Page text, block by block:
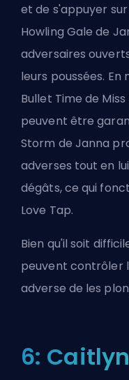
et de s'appuyer
Howling Gale de
adversaires
leurs poussées.
Bullet Time de
peuvent être
Storm de Janna
adverses tout en
dégâts, ce qui
Love Tap.
Bien qu'il soit
peuvent contrôler
adverse de les
6: